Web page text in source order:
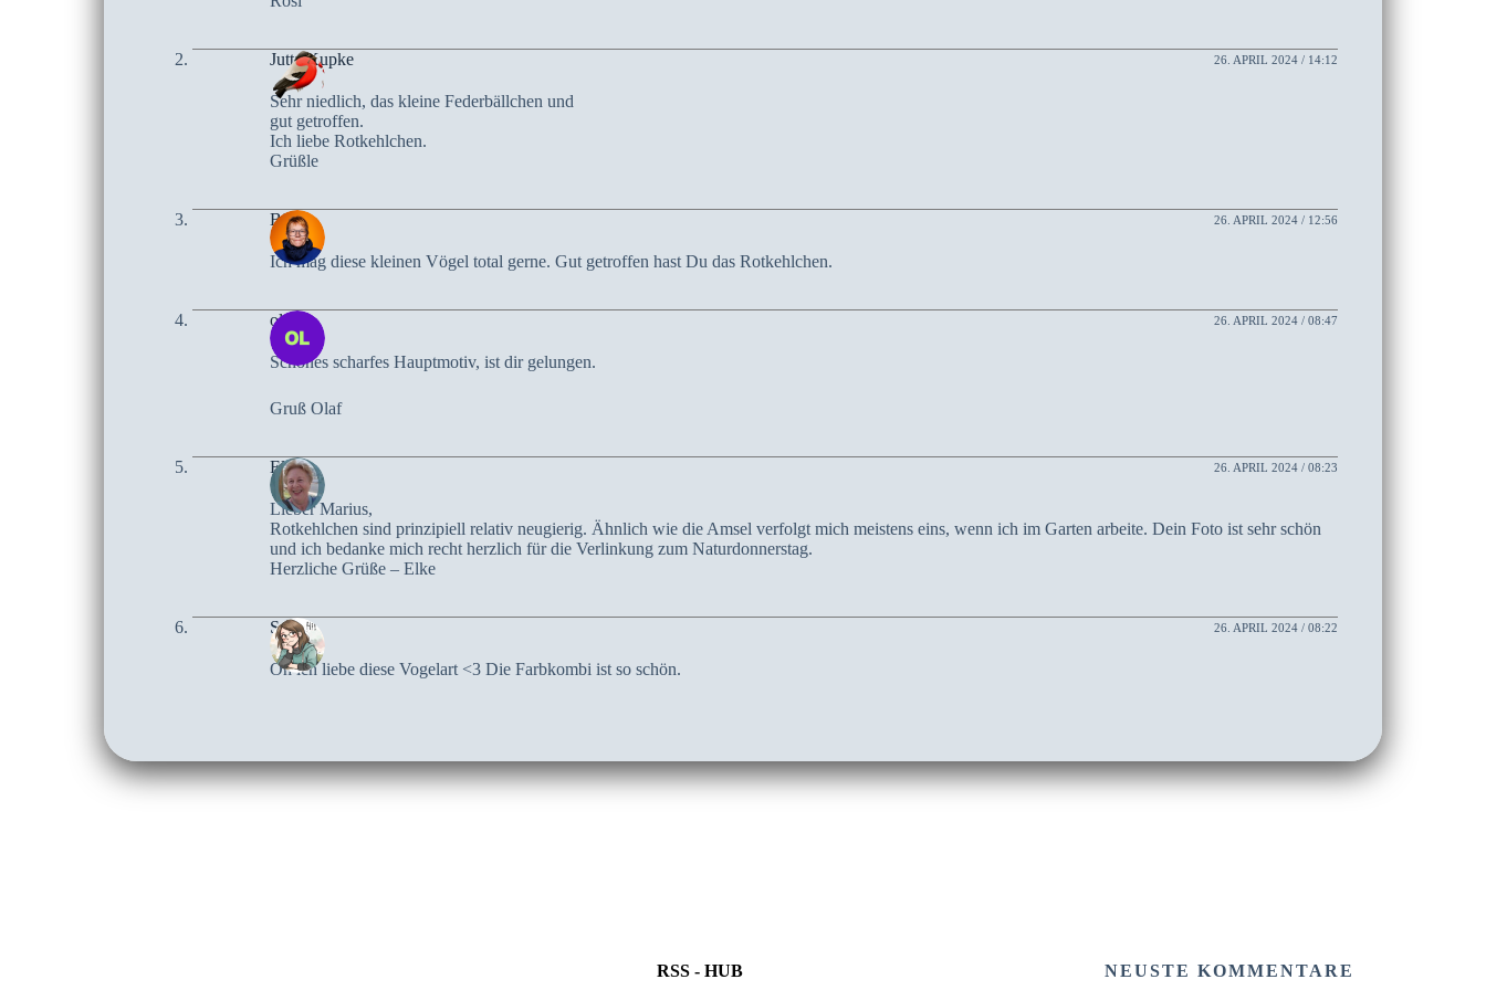
Jutta Kupke 26. APRIL 2024 / 14:12
Sehr niedlich, das kleine Federbällchen und
gut getroffen.
Ich liebe Rotkehlchen.
Grüßle
Birte 26. APRIL 2024 / 12:56
Ich mag diese kleinen Vögel total gerne. Gut getroffen hast Du das Rotkehlchen.
olaf 26. APRIL 2024 / 08:47
Schönes scharfes Hauptmotiv, ist dir gelungen.
Gruß Olaf
Elke 26. APRIL 2024 / 08:23
Lieber Marius,
Rotkehlchen sind prinzipiell relativ neugierig. Ähnlich wie die Amsel verfolgt mich meistens eins, wenn ich im Garten arbeite. Dein Foto ist sehr schön
und ich bedanke mich recht herzlich für die Verlinkung zum Naturdonnerstag.
Herzliche Grüße – Elke
Sari 26. APRIL 2024 / 08:22
Oh ich liebe diese Vogelart <3 Die Farbkombi ist so schön.
RSS - HUB NEUSTE KOMMENTARE